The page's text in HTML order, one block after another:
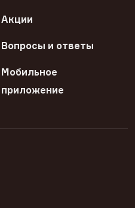
Акции
Вопросы и ответы
Мобильное
приложение